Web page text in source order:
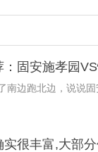
固安施孝园
南边跑北边，说说
很丰富,大部